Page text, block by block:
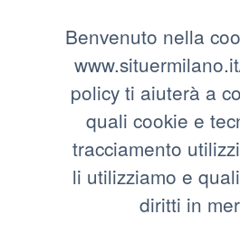
Benvenuto nella
policy ti aiuterà a
quali cookie e
tracciamento
li utilizziamo e
diritti in